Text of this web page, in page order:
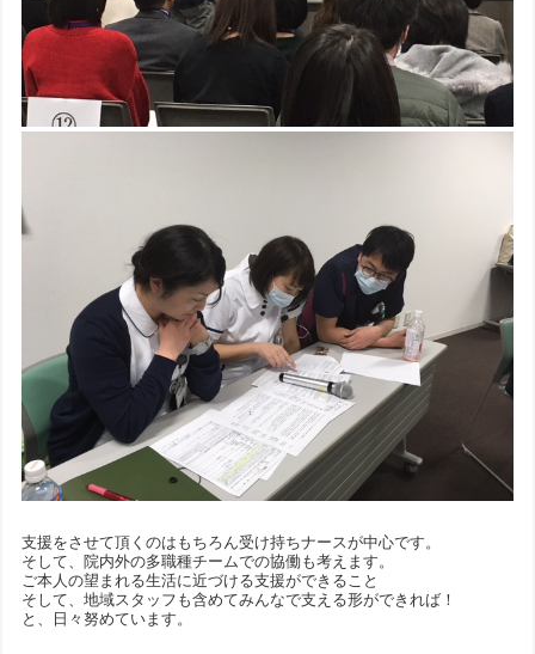
支援をさせて頂くのはもちろん受け持ちナースが中心です。
そして、院内外の多職種チームでの協働も考えます。
ご本人の望まれる生活に近づける支援ができること
そして、地域スタッフも含めてみんなで支える形ができれば！
と、日々努めています。